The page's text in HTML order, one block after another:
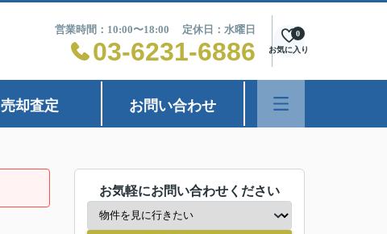
営業時間：10:00〜18:00 定休日：水曜日
03-6231-6886 お気に入り
0
売却査定 お問い合わせ
お気軽にお問い合わせください